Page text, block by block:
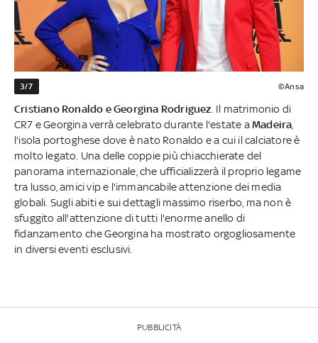
3/7 ©Ansa
Cristiano Ronaldo e Georgina Rodriguez . Il matrimonio di
CR7 e Georgina verrà celebrato durante l'estate aMadeira
l'isola portoghese dove è nato Ronaldo e a cui il calciatore è
molto legato. Una delle coppie più chiacchierate del
panorama internazionale, che ufficializzerà il proprio legame
tra lusso, amici vip e l'immancabile attenzione dei media
globali. Sugli abiti e sui dettagli massimo riserbo, ma non è
sfuggito all'attenzione di tutti l'enorme anello di
fidanzamento che Georgina ha mostrato orgogliosamente
in diversi eventi esclusivi.
PUBBLICITÀ